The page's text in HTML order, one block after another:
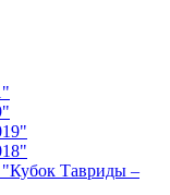
Тавриды –